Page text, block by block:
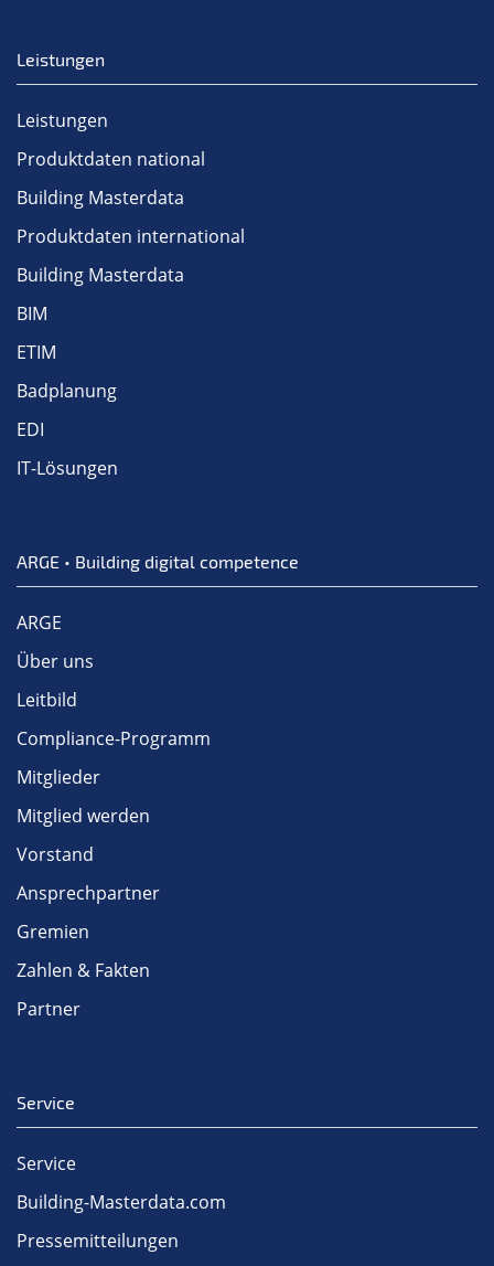
Leistungen
Leistungen
Produktdaten national
Building Masterdata
Produktdaten international
Building Masterdata
BIM
ETIM
Badplanung
EDI
IT-Lösungen
ARGE • Building digital competence
ARGE
Über uns
Leitbild
Compliance-Programm
Mitglieder
Mitglied werden
Vorstand
Ansprechpartner
Gremien
Zahlen & Fakten
Partner
Service
Service
Building-Masterdata.com
Pressemitteilungen